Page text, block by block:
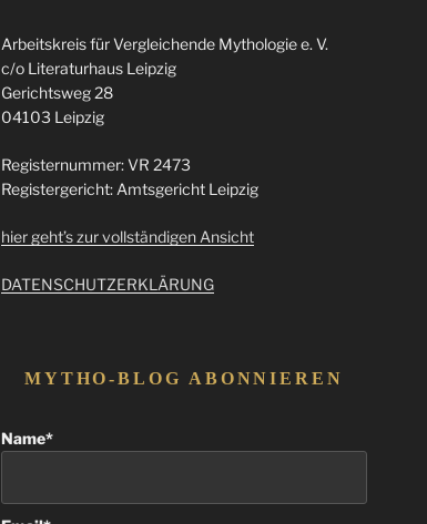
Arbeitskreis für Vergleichende Mythologie e. V.
c/o Literaturhaus Leipzig
Gerichtsweg 28
04103 Leipzig
Registernummer: VR 2473
Registergericht: Amtsgericht Leipzig
hier geht’s zur vollständigen Ansicht
DATENSCHUTZERKLÄRUNG
MYTHO-BLOG ABONNIEREN
Name*